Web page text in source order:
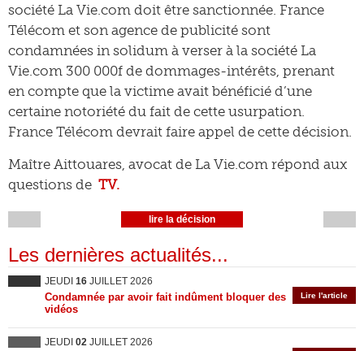
société La Vie.com doit être sanctionnée. France
Télécom et son agence de publicité sont
condamnées in solidum à verser à la société La
Vie.com 300 000f de dommages-intérêts, prenant
en compte que la victime avait bénéficié d’une
certaine notoriété du fait de cette usurpation.
France Télécom devrait faire appel de cette décision.
Maître Aittouares, avocat de La Vie.com répond aux
questions de TV.
lire la décision
Les dernières actualités...
JEUDI 16 JUILLET 2026
Lire l'article
Condamnée par avoir fait indûment bloquer des
vidéos
JEUDI 02 JUILLET 2026